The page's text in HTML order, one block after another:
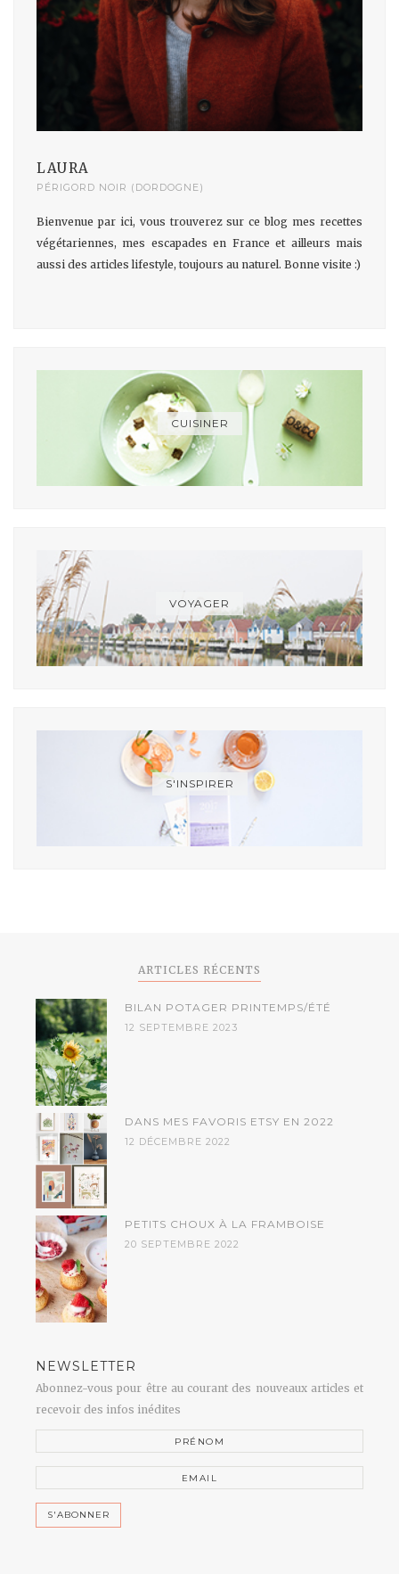
LAURA
PÉRIGORD NOIR (DORDOGNE)
Bienvenue par ici, vous trouverez sur ce blog mes recettes
végétariennes, mes escapades en France et ailleurs mais
aussi des articles lifestyle, toujours au naturel. Bonne visite :)
CUISINER
VOYAGER
S'INSPIRER
ARTICLES RÉCENTS
BILAN POTAGER PRINTEMPS/ÉTÉ
12 SEPTEMBRE 2023
DANS MES FAVORIS ETSY EN 2022
12 DÉCEMBRE 2022
PETITS CHOUX À LA FRAMBOISE
20 SEPTEMBRE 2022
NEWSLETTER
Abonnez-vous pour être au courant des nouveaux articles et
recevoir des infos inédites